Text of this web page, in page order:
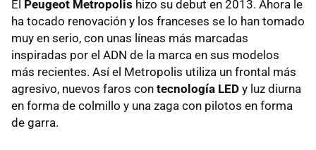
El Peugeot Metropolis hizo su debut en 2013. Ahora le
ha tocado renovación y los franceses se lo han tomado
muy en serio, con unas líneas más marcadas
inspiradas por el ADN de la marca en sus modelos
más recientes. Así el Metropolis utiliza un frontal más
agresivo, nuevos faros con tecnología LED y luz diurna
en forma de colmillo y una zaga con pilotos en forma
de garra.